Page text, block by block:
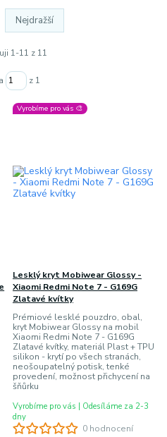
Nejdražší
1-11 z 11
z 1
Vyrobíme pro vás 🎨
0 hodnocení
Lesklý kryt Mobiwear Glossy -
Xiaomi Redmi Note 7 - G169G
Zlatavé kvítky
Prémiové lesklé pouzdro, obal,
kryt Mobiwear Glossy na mobil
Xiaomi Redmi Note 7 - G169G
Zlatavé kvítky, materiál Plast + TPU
silikon - krytí po všech stranách,
neošoupatelný potisk, tenké
provedení, možnost přichycení na
šňůrku
Vyrobíme pro vás | Odesíláme za 2-3
dny